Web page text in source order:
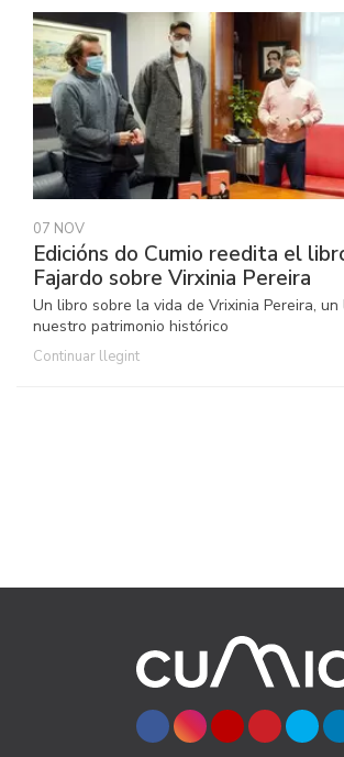
07 NOV
Edicións do Cumio reedita el
Fajardo sobre Virxinia Pereira
Un libro sobre la vida de Vrixinia Pereira, un
nuestro patrimonio histórico
Continuar llegint